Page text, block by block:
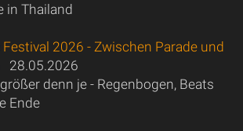
in Thailand
2026 - Zwischen Parade und
28.05.2026
denn je - Regenbogen, Beats
Ende